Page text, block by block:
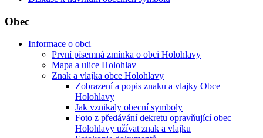
Obec
Informace o obci
První písemná zmínka o obci Holohlavy
Mapa a ulice Holohlav
Znak a vlajka obce Holohlavy
Zobrazení a popis znaku a vlajky Obce
Holohlavy
Jak vznikaly obecní symboly
Foto z předávání dekretu opravňující obec
Holohlavy užívat znak a vlajku